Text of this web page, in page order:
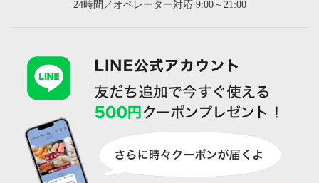
24時間／オペレーター対応 9:00～21:00